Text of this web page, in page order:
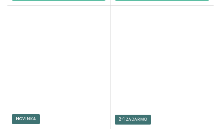
NOVINKA 2+1 ZADARMO